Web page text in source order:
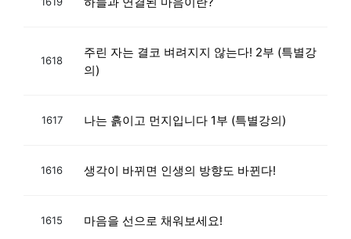
1618
주린 자는 결코 벼려지지 않는다! 2부 (특별강
의)
1617 나는 흙이고 먼지입니다 1부 (특별강의)
1616 생각이 바뀌면 인생의 방향도 바뀐다!
1615 마음을 선으로 채워보세요!